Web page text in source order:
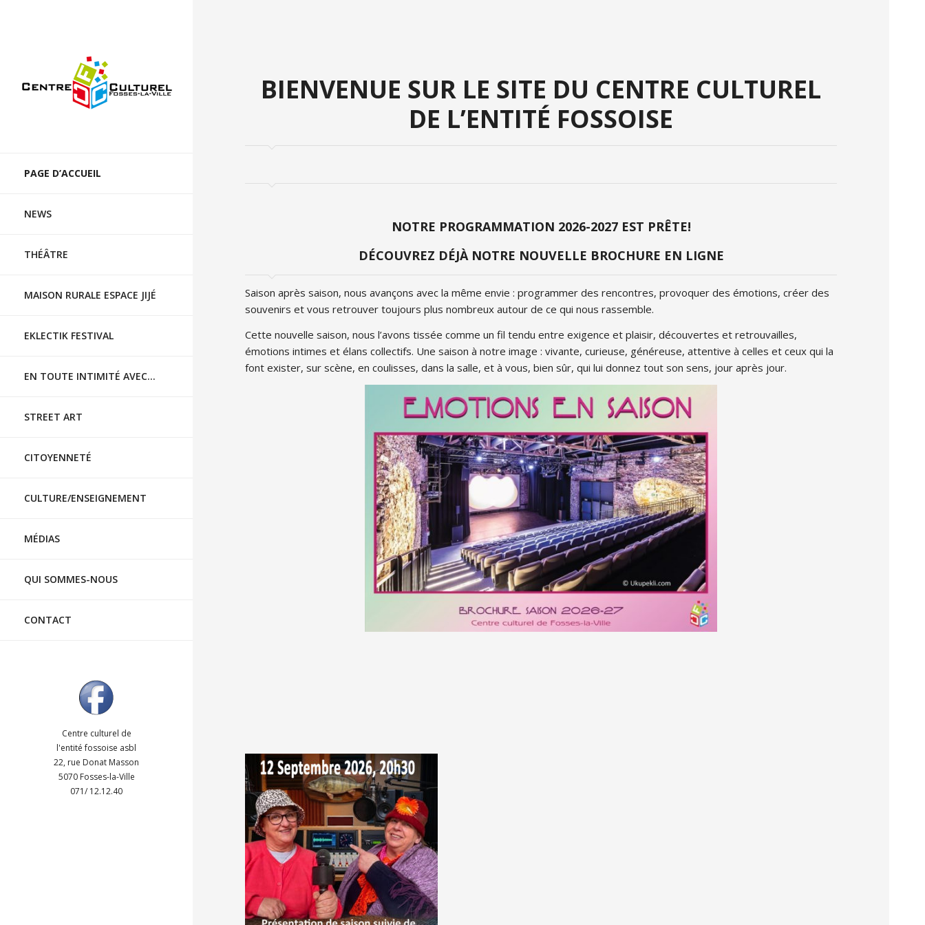
PAGE D’ACCUEIL
NEWS
THÉÂTRE
MAISON RURALE ESPACE JIJÉ
EKLECTIK FESTIVAL
EN TOUTE INTIMITÉ AVEC…
STREET ART
CITOYENNETÉ
CULTURE/ENSEIGNEMENT
MÉDIAS
QUI SOMMES-NOUS
CONTACT
Centre culturel de
l'entité fossoise asbl
22, rue Donat Masson
5070 Fosses-la-Ville
071/ 12.12.40
BIENVENUE SUR LE SITE DU CENTRE CULTUREL
DE L’ENTITÉ FOSSOISE
NOTRE PROGRAMMATION 2026-2027 EST PRÊTE!
DÉCOUVREZ DÉJÀ NOTRE NOUVELLE BROCHURE EN LIGNE
Saison après saison, nous avançons avec la même envie : programmer des rencontres, provoquer des émotions, créer des
souvenirs et vous retrouver toujours plus nombreux autour de ce qui nous rassemble.
Cette nouvelle saison, nous l’avons tissée comme un fil tendu entre exigence et plaisir, découvertes et retrouvailles,
émotions intimes et élans collectifs. Une saison à notre image : vivante, curieuse, généreuse, attentive à celles et ceux qui la
font exister, sur scène, en coulisses, dans la salle, et à vous, bien sûr, qui lui donnez tout son sens, jour après jour.
SOIREE DE GALA